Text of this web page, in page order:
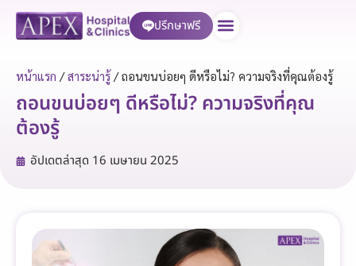
ปรึกษาฟรี
หน้าแรก /สาระน่ารู้/ถอนขนบ่อยๆ ดีหรือไม่? ความจริงที่คุณต้องรู้
ถอนขนบ่อยๆ ดีหรือไม่? ความจริงที่คุณ
ต้องรู้
อัปเดตล่าสุด 16 เมษายน 2025